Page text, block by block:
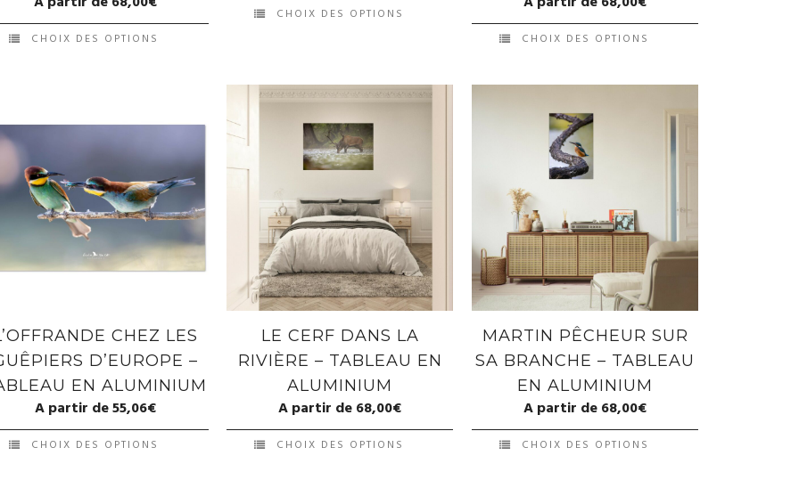
CHOIX DES OPTIONS
CHOIX DES OPTIONS
CHOIX DES OPTIONS
CHEZ LES
D’EUROPE –
EN ALUMINIUM
A partir de55,06€
CHOIX DES OPTIONS
LE CERF DANS LA
RIVIÈRE – TABLEAU EN
ALUMINIUM
A partir de68,00€
CHOIX DES OPTIONS
MARTIN PÊCHEUR SUR
SA BRANCHE – TABLEAU
EN ALUMINIUM
A partir de68,00€
CHOIX DES OPTIONS